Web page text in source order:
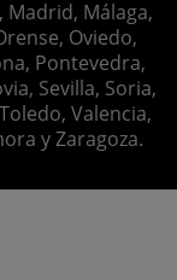
Madrid, Málaga,
Oviedo,
Pontevedra,
Sevilla, Soria,
Valencia,
y Zaragoza.